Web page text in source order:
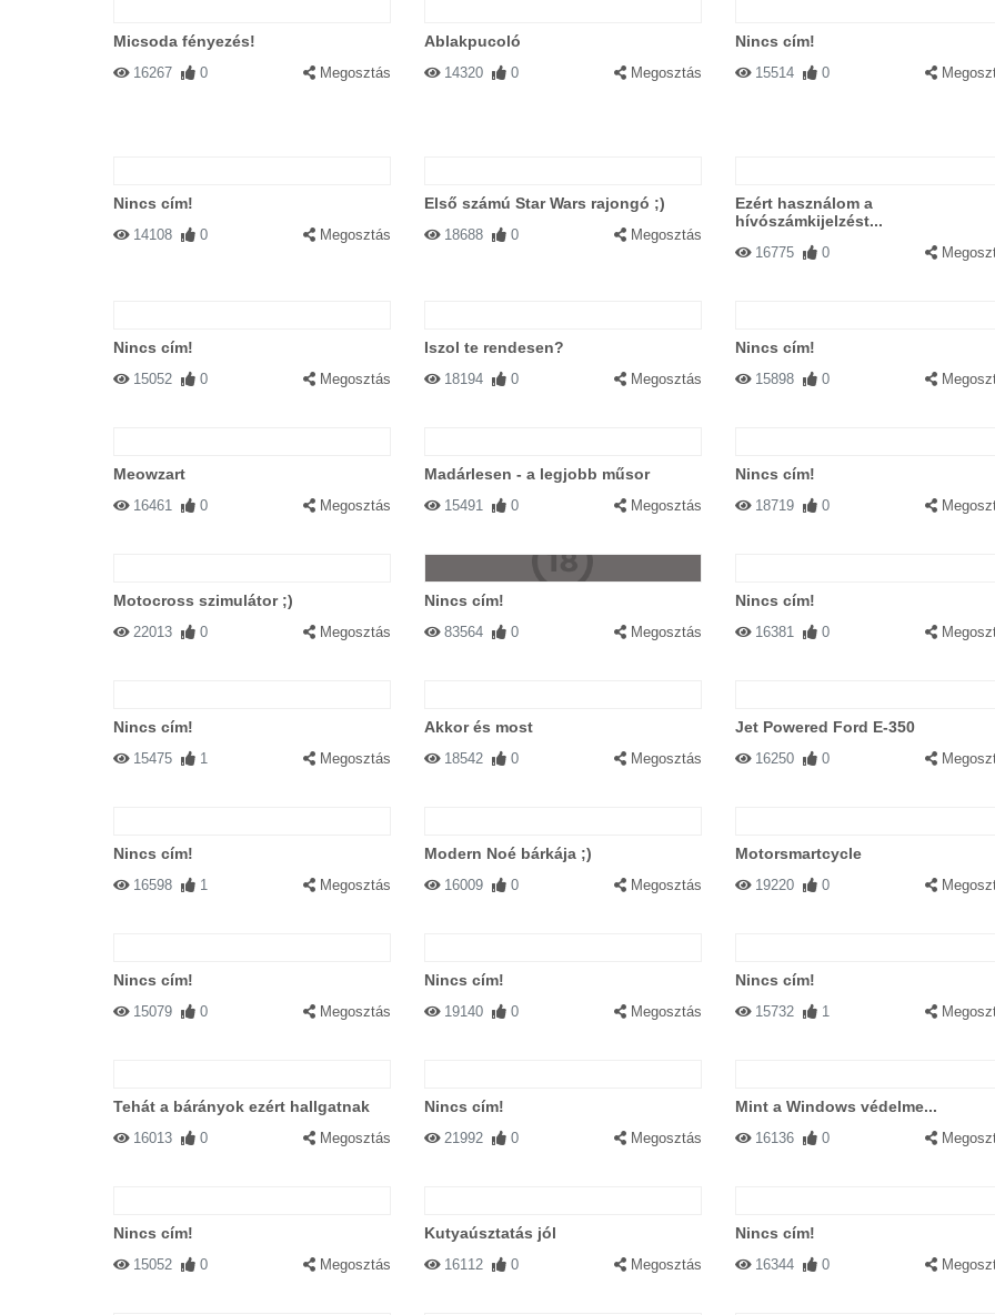
Micsoda fényezés!
16267 0 Megosztás
Ablakpucoló
14320 0 Megosztás
Nincs cím!
15514 0
Nincs cím!
14108 0 Megosztás
Első számú Star Wars rajongó ;)
18688 0 Megosztás
Ezért használom a
hívószámkijelzést...
16775 0
Nincs cím!
15052 0 Megosztás
Iszol te rendesen?
18194 0 Megosztás
Nincs cím!
15898 0
Meowzart
16461 0 Megosztás
Madárlesen - a legjobb műsor
15491 0 Megosztás
Nincs cím!
18719 0
Motocross szimulátor ;)
22013 0 Megosztás
Nincs cím!
83564 0 Megosztás
Nincs cím!
16381 0
Nincs cím!
15475 1 Megosztás
Akkor és most
18542 0 Megosztás
Jet Powered Ford E-350
16250 0
Nincs cím!
16598 1 Megosztás
Modern Noé bárkája ;)
16009 0 Megosztás
Motorsmartcycle
19220 0
Nincs cím!
15079 0 Megosztás
Nincs cím!
19140 0 Megosztás
Nincs cím!
15732 1
Tehát a bárányok ezért hallgatnak
16013 0 Megosztás
Nincs cím!
21992 0 Megosztás
Mint a Windows védelme...
16136 0
Nincs cím!
15052 0 Megosztás
Kutyaúsztatás jól
16112 0 Megosztás
Nincs cím!
16344 0